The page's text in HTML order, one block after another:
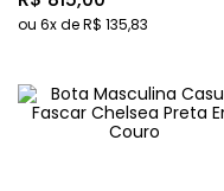
ou 6x deR$ 135,83